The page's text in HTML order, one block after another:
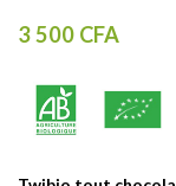
3 500 CFA